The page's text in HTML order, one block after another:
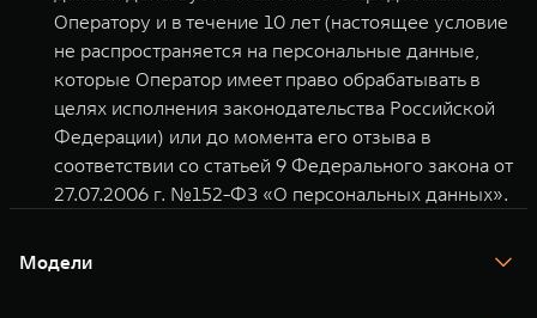
Оператору и в течение 10 лет (настоящее условие
не распространяется на персональные данные,
которые Оператор имеет право обрабатывать в
целях исполнения законодательства Российской
Федерации) или до момента его отзыва в
соответствии со статьей 9 Федерального закона от
27.07.2006 г. №152-ФЗ «О персональных данных».
Модели